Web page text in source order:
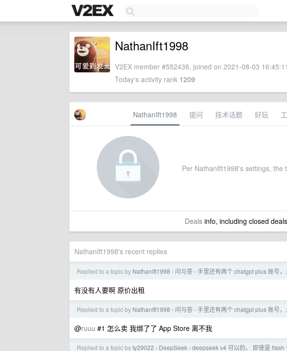
NathanIft1998
V2EX member #552438, joined on 2021-08-03
Today's activity rank 1209
NathanIft1998 提问 技术话题 好玩
Per NathanIft1998's settings, the
Dealsinfo, including closed
NathanIft1998's recent replies
Replied to a topic by NathanIft1998 › 问与答 › 手里还有两个 chatgpt plus 账号
有没有人要啊 原价出租
Replied to a topic by NathanIft1998 › 问与答 › 手里还有两个 chatgpt plus 账号
@ruuu #1 怎么卖 我绑了了 App Store 离不我
Replied to a topic byty29022 › DeepSeek › deepseek v4 可以的， 即使是